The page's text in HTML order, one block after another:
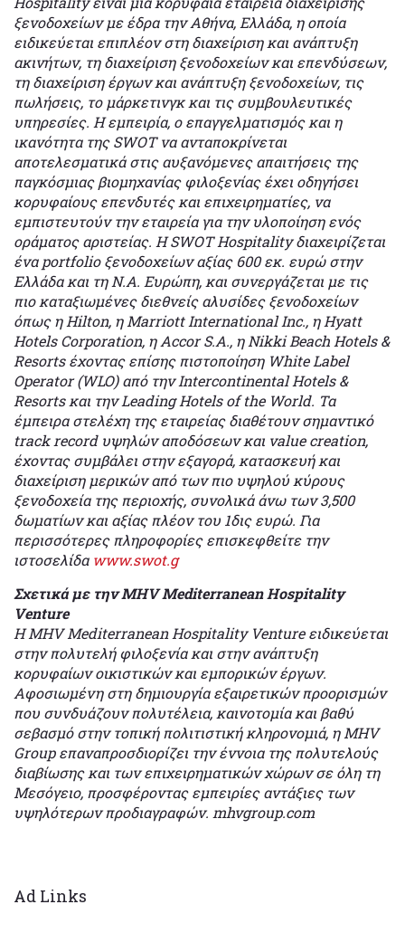
ξενοδοχείων με έδρα την Αθήνα, Ελλάδα, η οποία
ειδικεύεται επιπλέον στη διαχείριση και ανάπτυξη
ακινήτων, τη διαχείριση ξενοδοχείων και επενδύσεων,
τη διαχείριση έργων και ανάπτυξη ξενοδοχείων, τις
πωλήσεις, το μάρκετινγκ και τις συμβουλευτικές
υπηρεσίες. Η εμπειρία, ο επαγγελματισμός και η
ικανότητα της SWOT να ανταποκρίνεται
αποτελεσματικά στις αυξανόμενες απαιτήσεις της
παγκόσμιας βιομηχανίας φιλοξενίας έχει οδηγήσει
κορυφαίους επενδυτές και επιχειρηματίες, να
εμπιστευτούν την εταιρεία για την υλοποίηση ενός
οράματος αριστείας. H SWOT Hospitality διαχειρίζεται
ένα portfolio ξενοδοχείων αξίας 600 εκ. ευρώ στην
Ελλάδα και τη Ν.Α. Ευρώπη, και συνεργάζεται με τις
πιο καταξιωμένες διεθνείς αλυσίδες ξενοδοχείων
όπως η Hilton, η Marriott International Inc., η Hyatt
Hotels Corporation, η Accor S.A., η Nikki Beach Hotels &
Resorts έχοντας επίσης πιστοποίηση White Label
Operator (WLO) από την Intercontinental Hotels &
Resorts και την Leading Hotels of the World. Τα
έμπειρα στελέχη της εταιρείας διαθέτουν σημαντικό
track record υψηλών αποδόσεων και value creation,
έχοντας συμβάλει στην εξαγορά, κατασκευή και
διαχείριση μερικών από των πιο υψηλού κύρους
ξενοδοχεία της περιοχής, συνολικά άνω των 3,500
δωματίων και αξίας πλέον του 1δις ευρώ. Για
περισσότερες πληροφορίες επισκεφθείτε την
ιστοσελίδα www.swot.g
Σχετικά με την MHV Mediterranean Hospitality
Venture
Η MHV Mediterranean Hospitality Venture ειδικεύεται
στην πολυτελή φιλοξενία και στην ανάπτυξη
κορυφαίων οικιστικών και εμπορικών έργων.
Αφοσιωμένη στη δημιουργία εξαιρετικών προορισμών
που συνδυάζουν πολυτέλεια, καινοτομία και βαθύ
σεβασμό στην τοπική πολιτιστική κληρονομιά, η MHV
Group επαναπροσδιορίζει την έννοια της πολυτελούς
διαβίωσης και των επιχειρηματικών χώρων σε όλη τη
Μεσόγειο, προσφέροντας εμπειρίες αντάξιες των
υψηλότερων προδιαγραφών. mhvgroup.com
Ad Links